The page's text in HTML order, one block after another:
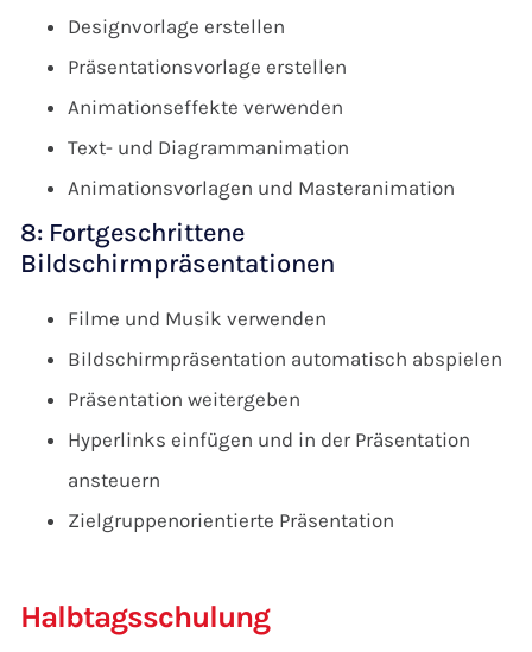
Designvorlage erstellen
Präsentationsvorlage erstellen
Animationseffekte verwenden
Text- und Diagrammanimation
Animationsvorlagen und Masteranimation
8: Fortgeschrittene
Bildschirmpräsentationen
Filme und Musik verwenden
Bildschirmpräsentation automatisch abspielen
Präsentation weitergeben
Hyperlinks einfügen und in der Präsentation
ansteuern
Zielgruppenorientierte Präsentation
Halbtagsschulung